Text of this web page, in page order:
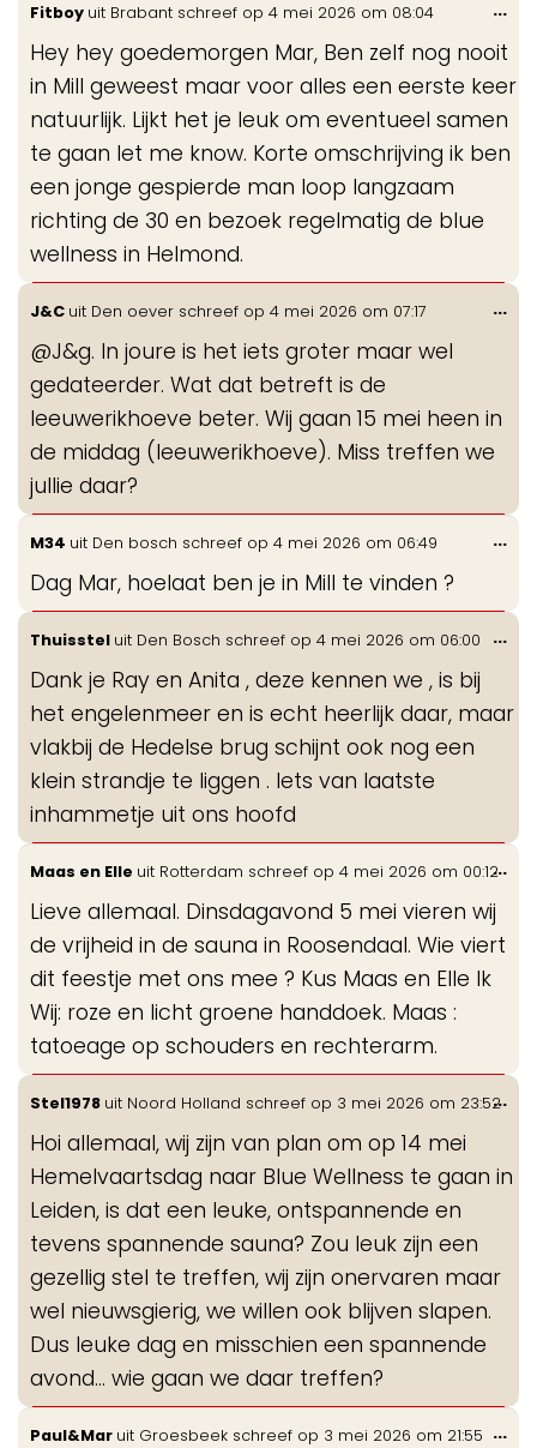
Fitboy uit Brabant schreef op 4 mei 2026 om 08:04
Hey hey goedemorgen Mar, Ben zelf nog nooit
in Mill geweest maar voor alles een eerste keer
natuurlijk. Lijkt het je leuk om eventueel samen
te gaan let me know. Korte omschrijving ik ben
een jonge gespierde man loop langzaam
richting de 30 en bezoek regelmatig de blue
wellness in Helmond.
...
J&C uit Den oever schreef op 4 mei 2026 om 07:17
@J&g. In joure is het iets groter maar wel
gedateerder. Wat dat betreft is de
leeuwerikhoeve beter. Wij gaan 15 mei heen in
de middag (leeuwerikhoeve). Miss treffen we
jullie daar?
...
M34 uit Den bosch schreef op 4 mei 2026 om 06:49
Dag Mar, hoelaat ben je in Mill te vinden ?
...
Thuisstel uit Den Bosch schreef op 4 mei 2026 om 06:00
Dank je Ray en Anita , deze kennen we , is bij
het engelenmeer en is echt heerlijk daar, maar
vlakbij de Hedelse brug schijnt ook nog een
klein strandje te liggen . Iets van laatste
inhammetje uit ons hoofd
...
Maas en Elle uit Rotterdam schreef op 4 mei 2026 om 00:12
Lieve allemaal. Dinsdagavond 5 mei vieren wij
de vrijheid in de sauna in Roosendaal. Wie viert
dit feestje met ons mee ? Kus Maas en Elle Ik
Wij: roze en licht groene handdoek. Maas :
tatoeage op schouders en rechterarm.
...
Stel1978 uit Noord Holland schreef op 3 mei 2026 om 23:52
Hoi allemaal, wij zijn van plan om op 14 mei
Hemelvaartsdag naar Blue Wellness te gaan in
Leiden, is dat een leuke, ontspannende en
tevens spannende sauna? Zou leuk zijn een
gezellig stel te treffen, wij zijn onervaren maar
wel nieuwsgierig, we willen ook blijven slapen.
Dus leuke dag en misschien een spannende
avond… wie gaan we daar treffen?
...
Paul&Mar uit Groesbeek schreef op 3 mei 2026 om 21:55 ...